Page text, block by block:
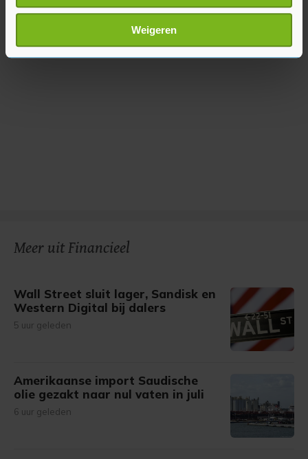
scannen op specifieke eigenschappen (fingerprinting)
Lees meer over hoe uw persoonlijke gegevens worden
verwerkt en stel uw voorkeuren in het
U kunt uw toestemming op elk moment wijzigen of
Weigeren
Meer uit Financieel
Wall Street sluit lager, Sandisk en
Western Digital bij dalers
5 uur geleden
Amerikaanse import Saudische
olie gezakt naar nul vaten in juli
6 uur geleden